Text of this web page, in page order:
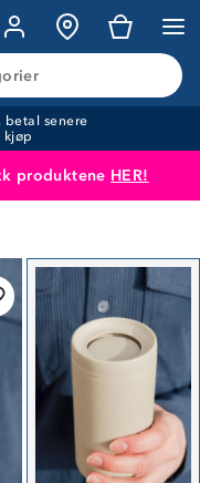
betal senere
kjøp
produktene HER!